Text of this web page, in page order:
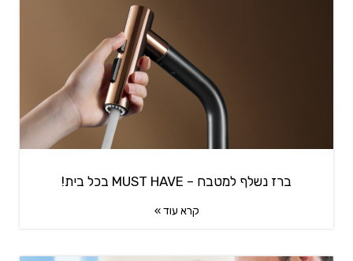
ברז נשלף למטבח – MUST HAVE בכל בית!
קרא עוד »